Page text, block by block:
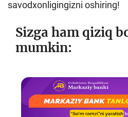
savodxonligingizni oshiring!
Sizga ham qiziq
mumkin: